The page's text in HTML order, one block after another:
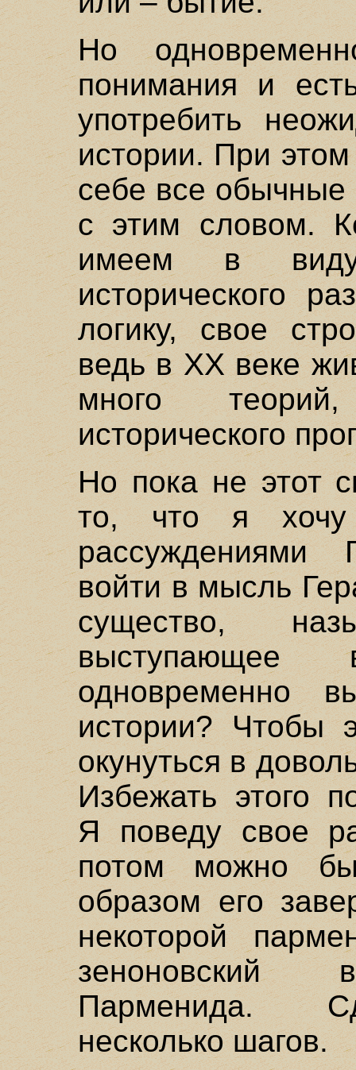
Но
понимания и
употребить
истории. При
себе все обычные
с этим словом.
имеем в
исторического
логику, свое
ведь в XX веке
много
исторического
Но пока не этот
то, что я
рассуждениями
войти в мысль
существо,
одновременно
истории? Чтобы
окунуться в
Избежать этого
Я поведу свое
потом можно
образом его
некоторой
зеноновский
Парменида.
несколько шагов.